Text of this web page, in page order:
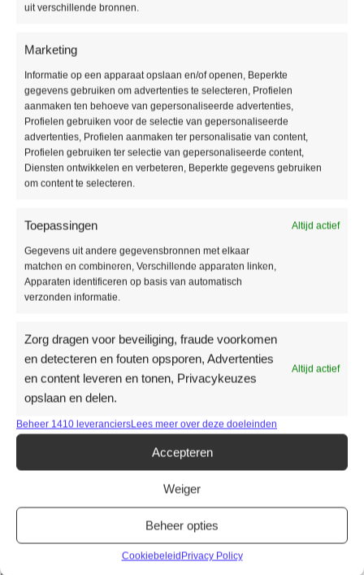
uit verschillende bronnen.
Marketing
Informatie op een apparaat opslaan en/of openen, Beperkte
gegevens gebruiken om advertenties te selecteren, Profielen
aanmaken ten behoeve van gepersonaliseerde advertenties,
Profielen gebruiken voor de selectie van gepersonaliseerde
advertenties, Profielen aanmaken ter personalisatie van content,
Profielen gebruiken ter selectie van gepersonaliseerde content,
Diensten ontwikkelen en verbeteren, Beperkte gegevens gebruiken
om content te selecteren.
Toepassingen Altijd actief
Gegevens uit andere gegevensbronnen met elkaar
matchen en combineren, Verschillende apparaten linken,
Apparaten identificeren op basis van automatisch
verzonden informatie.
Zorg dragen voor beveiliging, fraude voorkomen
en detecteren en fouten opsporen, Advertenties
en content leveren en tonen, Privacykeuzes
opslaan en delen.
Altijd actief
Beheer 1410 leveranciersLees meer over deze doeleinden
Accepteren
Weiger
Beheer opties
CookiebeleidPrivacy Policy
Producteigenschappen
Pakinhoud:1,70 m2
Dikte:6,0 mm
Breedte:457 mm
Lengte:914 mm
Gebruikersklasse:33
Toplaag:0,55 mm
Fabrieksgarantie:15 jaar
Type / style:Tegel
Aanvullende informatie
MERK
Productomschrijving
De Vivafloors collectie geeft een natuurlijke sfeer aan uw
ruimte.
De matte afwerking en de realistische houtstructuren, met
natuurlijke noesten en nerven halen de natuur naar binnen.
Zowel een recht plank als het visgraatpatroon vindt u in deze
collectie.